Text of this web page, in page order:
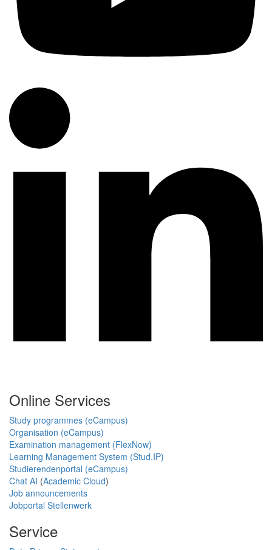
Online Services
Study programmes (eCampus)
Organisation (eCampus)
Examination management (FlexNow)
Learning Management System (Stud.IP)
Studierendenportal (eCampus)
Chat AI (Academic Cloud)
Job announcements
Jobportal Stellenwerk
Service